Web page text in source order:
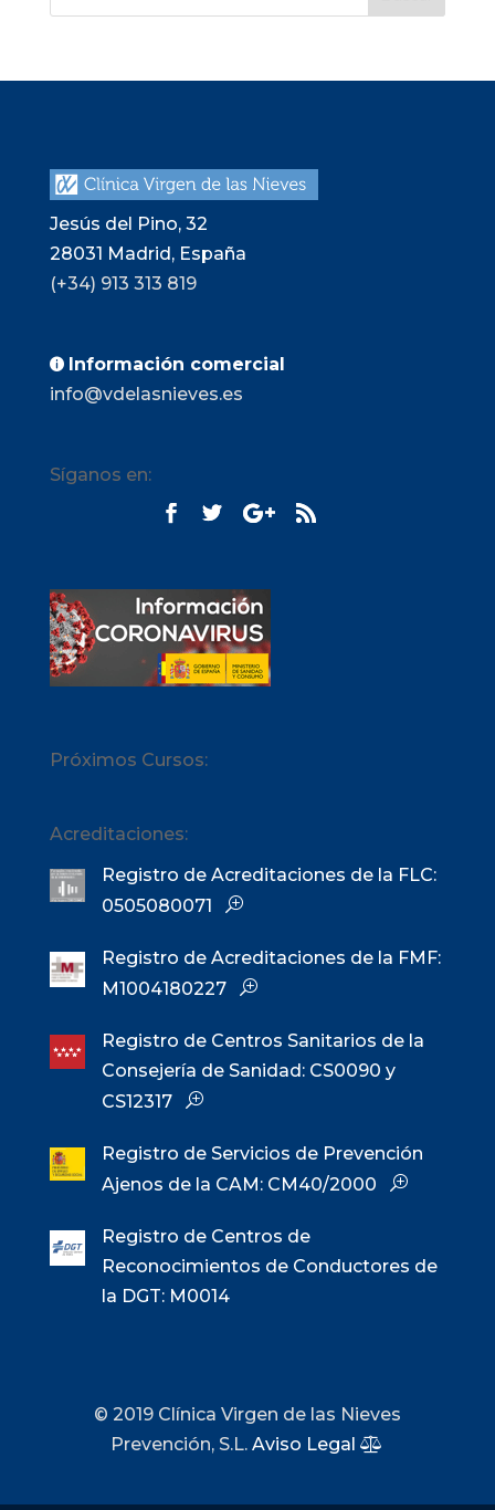
Jesús del Pino, 32
28031 Madrid, España
(+34) 913 313 819
 Información comercial
info@vdelasnieves.es
Síganos en:
Próximos Cursos:
Acreditaciones:
Registro de Acreditaciones de la FLC:
0505080071
Registro de Acreditaciones de la FMF:
M1004180227
Registro de Centros Sanitarios de la
Consejería de Sanidad: CS0090 y
CS12317
Registro de Servicios de Prevención
Ajenos de la CAM: CM40/2000
Registro de Centros de
Reconocimientos de Conductores de
la DGT: M0014
© 2019 Clínica Virgen de las Nieves
Prevención, S.L.Aviso Legal